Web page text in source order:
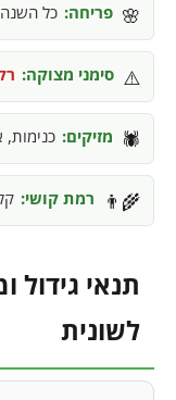
🌸 פריחה: כל
⚠️ סימני מצוקה:
🕷️ מזיקים:
👨‍🌾 רמת קושי:
תנאי גידול
לשונית